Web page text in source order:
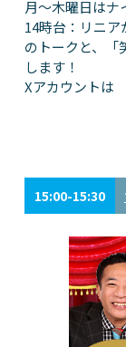
月～木曜日はナ
14時台：リニ
のトークと、「
します！
Xアカウントは
15:00-15:30